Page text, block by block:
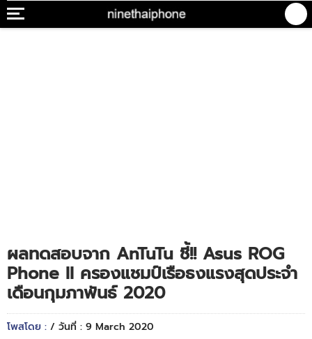
ผลทดสอบจาก AnTuTu ชี้!! Asus ROG
Phone II ครองแชมป์เรือธงแรงสุดประจำ
เดือนกุมภาพันธ์ 2020
โพสโดย : / วันที่ : 9 March 2020